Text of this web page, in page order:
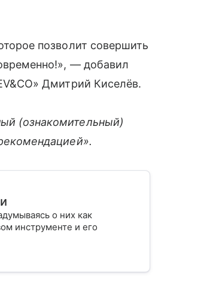
позволит совершить
— добавил
Дмитрий Киселёв.
(ознакомительный)
о них как
инструменте и его